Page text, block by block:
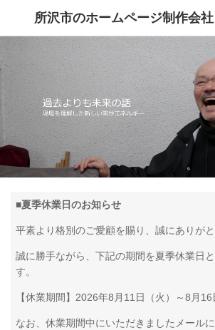
所沢市のホームページ制作会社
■夏季休業日のお知らせ
平素より格別のご愛顧を賜り、誠にありがと
誠に勝手ながら、下記の期間を夏季休業日
す。
【休業期間】2026年8月11日（火）～8月16
なお、休業期間中にいただきましたメール